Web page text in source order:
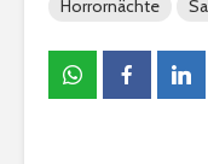
Horrornächte